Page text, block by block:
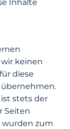
Inhalte
keinen
diese
stets der
Seiten
wurden zum